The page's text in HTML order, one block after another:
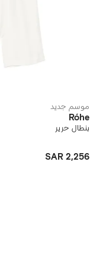
موسم جديد
Róhe
بنطال حرير
SAR 2,256